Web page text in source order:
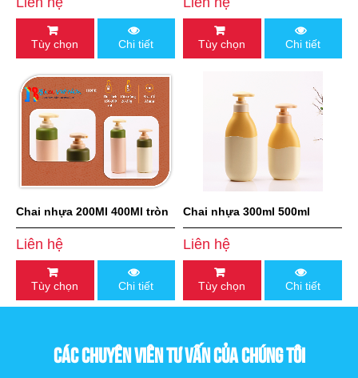
và tóc
Tùy chọn Chi tiết Tùy chọn Chi tiết
Chai nhựa 200Ml 400Ml tròn
nắp chụp
Liên hệ
Tùy chọn Chi tiết
Chai nhựa 300ml 500ml
đựng dầu gội sữa tắm
Liên hệ
Tùy chọn Chi tiết
CÁC CHUYÊN VIÊN TƯ VẤN CỦA CHÚNG TÔI